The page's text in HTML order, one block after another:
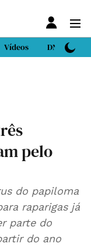
Vídeos DN Sport
pelo
do papiloma
raparigas já
parte do
do ano